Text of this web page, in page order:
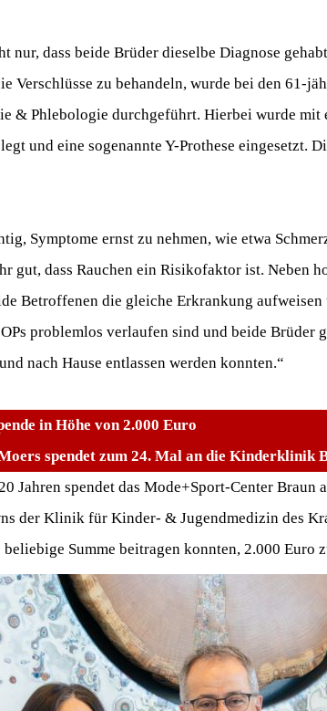
nur, dass beide Brüder dieselbe Diagnose
Verschlüsse zu behandeln, wurde bei den 61-
& Phlebologie durchgeführt. Hierbei wurde mit
und eine sogenannte Y-Prothese eingesetzt.
Symptome ernst zu nehmen, wie etwa
gut, dass Rauchen ein Risikofaktor ist. Neben
Betroffenen die gleiche Erkrankung
problemlos verlaufen sind und beide
nach Hause entlassen werden konnten.“
in Höhe von 2.000 Euro
spendet zum 24. Mal an die Kinderklinik
Jahren spendet das Mode+Sport-Center Braun
der Klinik für Kinder- & Jugendmedizin des
Summe beitragen konnten, 2.000 Euro